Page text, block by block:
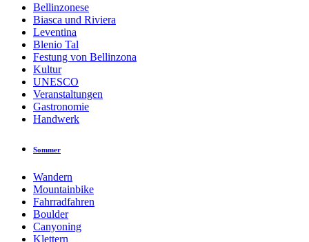
Das Greina-Hochplateau und sein Bogen
Verantwortlich für diesen Inhalt
Bellinzona e Valli Turismo
Das Greina-Bogen
Foto: Bellinzona e Valli Turismo
Die Tour
Details
Wegbeschreibung
Anreise
Aktuelle Infos
Ausrüstung
Bellinzonese
Biasca und Riviera
Leventina
Blenio Tal
Festung von Bellinzona
Kultur
UNESCO
Veranstaltungen
Gastronomie
Handwerk
Sommer
Wandern
Mountainbike
Fahrradfahren
Boulder
Canyoning
Klettern